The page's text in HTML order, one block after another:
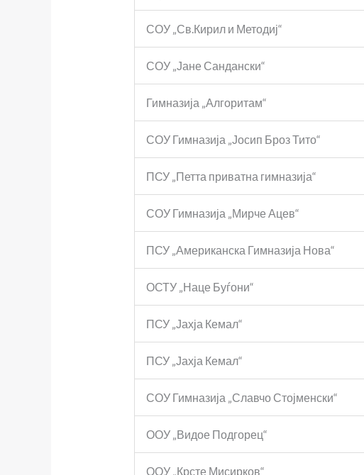
СОУ „Св.Кирил и Методиј“
СОУ „Јане Сандански“
Гимназија „Алгоритам“
СОУ Гимназија „Јосип Броз Тито“
ПСУ „Петта приватна гимназија“
СОУ Гимназија „Мирче Ацев“
ПСУ „Американска Гимназија Нова“
ОСТУ „Наце Буѓони“
ПСУ „Јахја Кемал“
ПСУ „Јахја Кемал“
СОУ Гимназија „Славчо Стојменски“
ООУ „Видое Подгорец“
ООУ „Крсте Мисирков“